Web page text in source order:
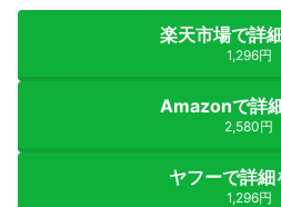
楽天市場で詳
1,296円
Amazonで詳
2,580円
ヤフーで詳細
1,296円